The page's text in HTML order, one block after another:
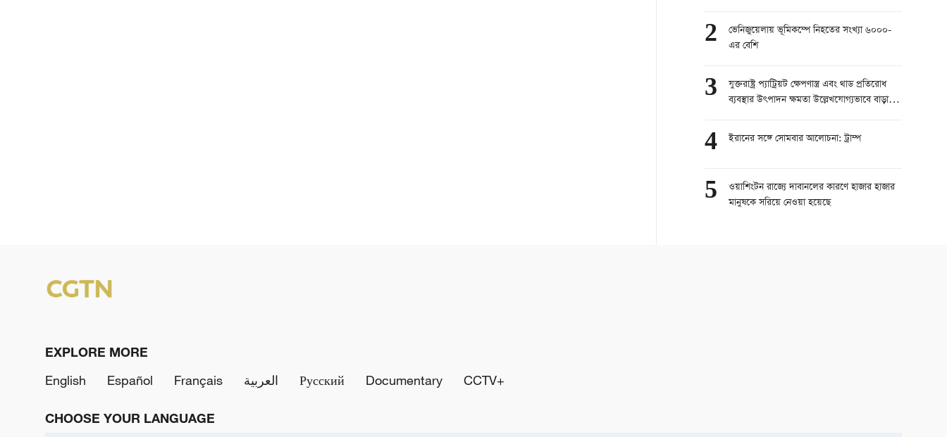
2
ভেনিজুয়েলায় ভূমিকম্পে নিহতের সংখ্যা ৬০০০-
এর বেশি
3
যুক্তরাষ্ট্র প্যাট্রিয়ট ক্ষেপণাস্ত্র এবং থাড প্রতিরোধ
ব্যবস্থার উৎপাদন ক্ষমতা উল্লেখযোগ্যভাবে বাড়াতে
4 ইরানের সঙ্গে সোমবার আলোচনা: ট্রাম্প
5
ওয়াশিংটন রাজ্যে দাবানলের কারণে হাজার হাজার
মানুষকে সরিয়ে নেওয়া হয়েছে
EXPLORE MORE
English
Español Français العربية Русский Documentary CCTV+
CHOOSE YOUR LANGUAGE